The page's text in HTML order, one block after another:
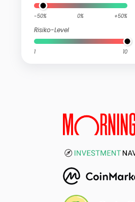
-50% 0% +50%
Risiko-Level
1 10